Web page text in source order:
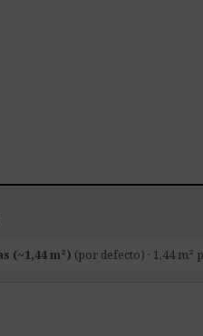
(~1,44 m²) (por defecto) · 1,44 m²